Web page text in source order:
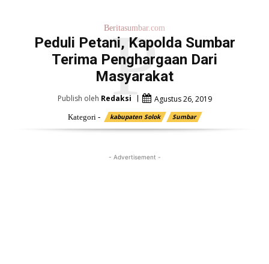
Beritasumbar.com
Peduli Petani, Kapolda Sumbar
Terima Penghargaan Dari
Masyarakat
P
Publish oleh Redaksi Agustus 26, 2019
Kategori - kabupaten Solok Sumbar
- Advertisement -